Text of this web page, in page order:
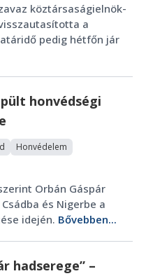
köztársaságielnök-
a
pedig hétfőn jár
honvédségi
Honvédelem
Orbán Gáspár
és Nigerbe a
idején. Bővebben...
hadserege” –